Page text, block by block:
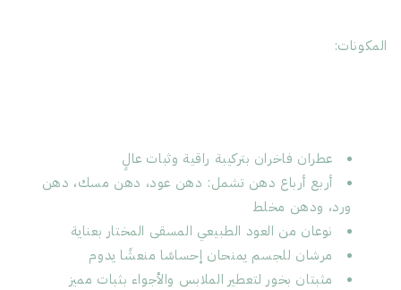
المكونات:
عطران فاخران بتركيبة راقية وثبات عالٍ
أربع أرباع دهن تشمل: دهن عود، دهن مسك، دهن
ورد، ودهن مخلط
نوعان من العود الطبيعي المسقى المختار بعناية
مرشان للجسم يمنحان إحساسًا منعشًا يدوم
مثبتان بخور لتعطير الملابس والأجواء بثبات مميز